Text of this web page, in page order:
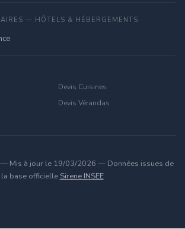
— HÔTELS & HÉBERGEMENTS
Devis Cuisines
Devis Vérandas
Mis à jour le 19/03/2026 — Données issues de
la base officielle Sirene INSEE